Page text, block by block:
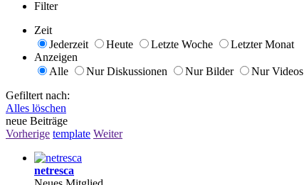
Filter
Zeit
Jederzeit
Heute Letzte Woche
Letzter Monat
Anzeigen
Alle
Nur Diskussionen Nur Bilder Nur Videos
Gefiltert nach:
Alles löschen
neue Beiträge
Vorherige template Weiter
netresca